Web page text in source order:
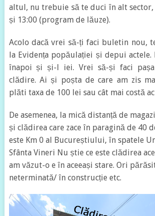
altul, nu trebuie să te duci în alt
și 13:00 (program de lăuze).
Acolo dacă vrei să-ți faci buletin nou,
la Evidența popăulației și depui
înapoi și și-l iei. Vrei să-și faci
clădire. Ai și poșta de care am zis
plăti taxa de 100 lei sau cât mai costă
De asemenea, la mică distanță de
și clădirea care zace în paragină de 40
este Km 0 al Bucureștiului, în spatele
Sfânta Vineri Nu știe ce este clădirea
am văzut-o e în aceeași stare. Ori
neterminată/ în construcție etc.